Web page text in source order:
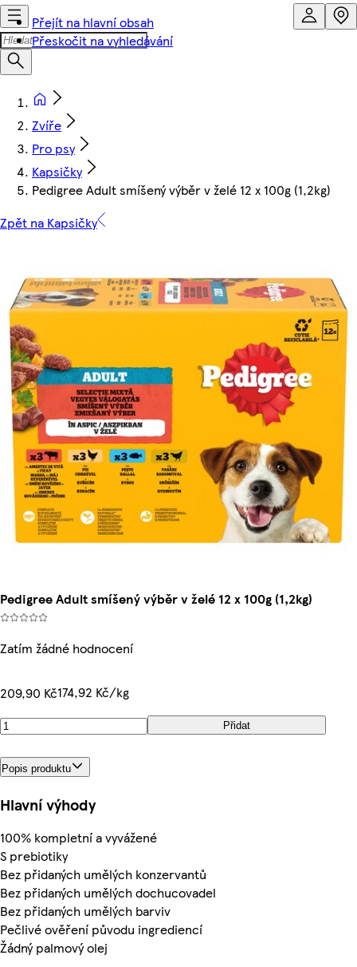
Přejít na hlavní obsah
Přeskočit na vyhledávání
Zvíře
Pro psy
Kapsičky
Pedigree Adult smíšený výběr v želé 12 x 100g (1,2kg)
Zpět na Kapsičky
Pedigree Adult smíšený výběr v želé 12 x 100g (1,2kg)
Zatím žádné hodnocení
209,90 Kč174,92 Kč/kg
Přidat
Popis produktu
Hlavní výhody
100% kompletní a vyvážené
S prebiotiky
Bez přidaných umělých konzervantů
Bez přidaných umělých dochucovadel
Bez přidaných umělých barviv
Pečlivé ověření původu ingrediencí
Žádný palmový olej